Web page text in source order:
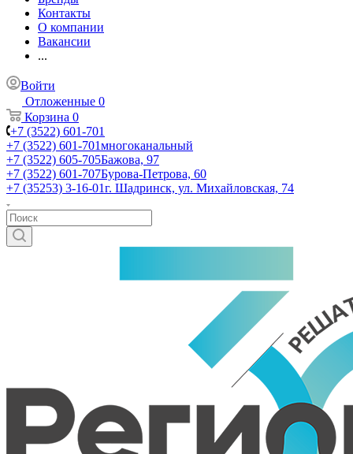
Контакты
О компании
Вакансии
...
Войти
Отложенные 0
Корзина 0
+7 (3522) 601-701
+7 (3522) 601-701многоканальный
+7 (3522) 605-705Бажова, 97
+7 (3522) 601-707Бурова-Петрова, 60
+7 (35253) 3-16-01г. Шадринск, ул. Михайловская, 74